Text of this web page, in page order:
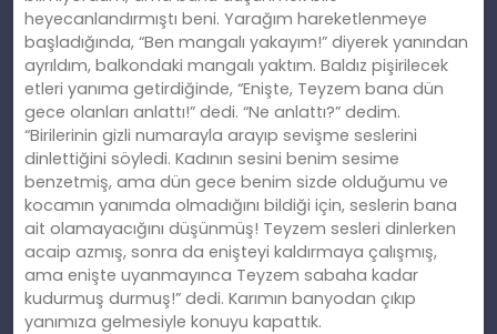
heyecanlandırmıştı beni. Yarağım hareketlenmeye
başladığında, “Ben mangalı yakayım!” diyerek yanından
ayrıldım, balkondaki mangalı yaktım. Baldız pişirilecek
etleri yanıma getirdiğinde, “Enişte, Teyzem bana dün
gece olanları anlattı!” dedi. “Ne anlattı?” dedim.
“Birilerinin gizli numarayla arayıp sevişme seslerini
dinlettiğini söyledi. Kadının sesini benim sesime
benzetmiş, ama dün gece benim sizde olduğumu ve
kocamın yanımda olmadığını bildiği için, seslerin bana
ait olamayacığını düşünmüş! Teyzem sesleri dinlerken
acaip azmış, sonra da enişteyi kaldırmaya çalışmış,
ama enişte uyanmayınca Teyzem sabaha kadar
kudurmuş durmuş!” dedi. Karımın banyodan çıkıp
yanımıza gelmesiyle konuyu kapattık.